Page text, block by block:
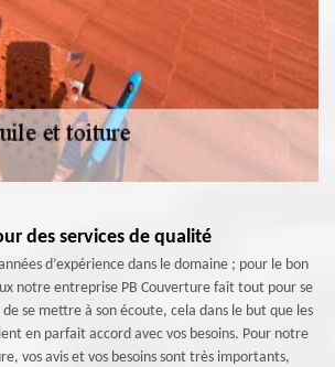
des services de qualité
d’expérience dans le domaine ; pour le bon
notre entreprise PB Couverture fait tout pour se
se mettre à son écoute, cela dans le but que les
en parfait accord avec vos besoins. Pour notre
vos avis et vos besoins sont très importants,